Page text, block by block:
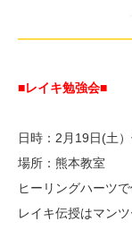
■レイキ勉強会■
日時：2月19日(土
場所：熊本教室
ヒーリングハーツ
レイキ伝授はマン